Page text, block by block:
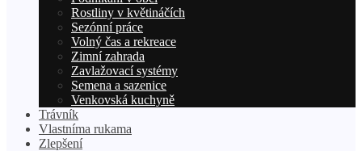
Rostliny v květináčích
Sezónní práce
Volný čas a rekreace
Zimní zahrada
Zavlažovací systémy
Semena a sazenice
Venkovská kuchyně
Trávník
Vlastníma rukama
Zlepšení